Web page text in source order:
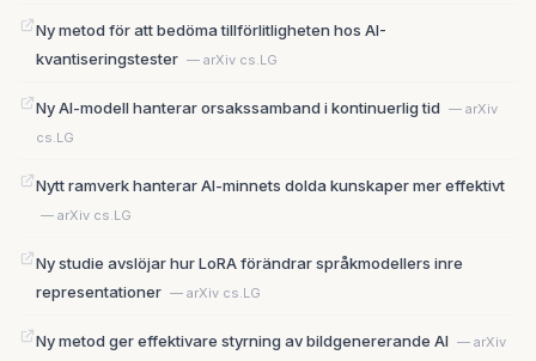
Ny metod för att bedöma tillförlitligheten hos AI-
kvantiseringstester — arXiv cs.LG
Ny AI-modell hanterar orsakssamband i kontinuerlig tid — arXiv
cs.LG
Nytt ramverk hanterar AI-minnets dolda kunskaper mer effektivt
— arXiv cs.LG
Ny studie avslöjar hur LoRA förändrar språkmodellers inre
representationer — arXiv cs.LG
Ny metod ger effektivare styrning av bildgenererande AI — arXiv